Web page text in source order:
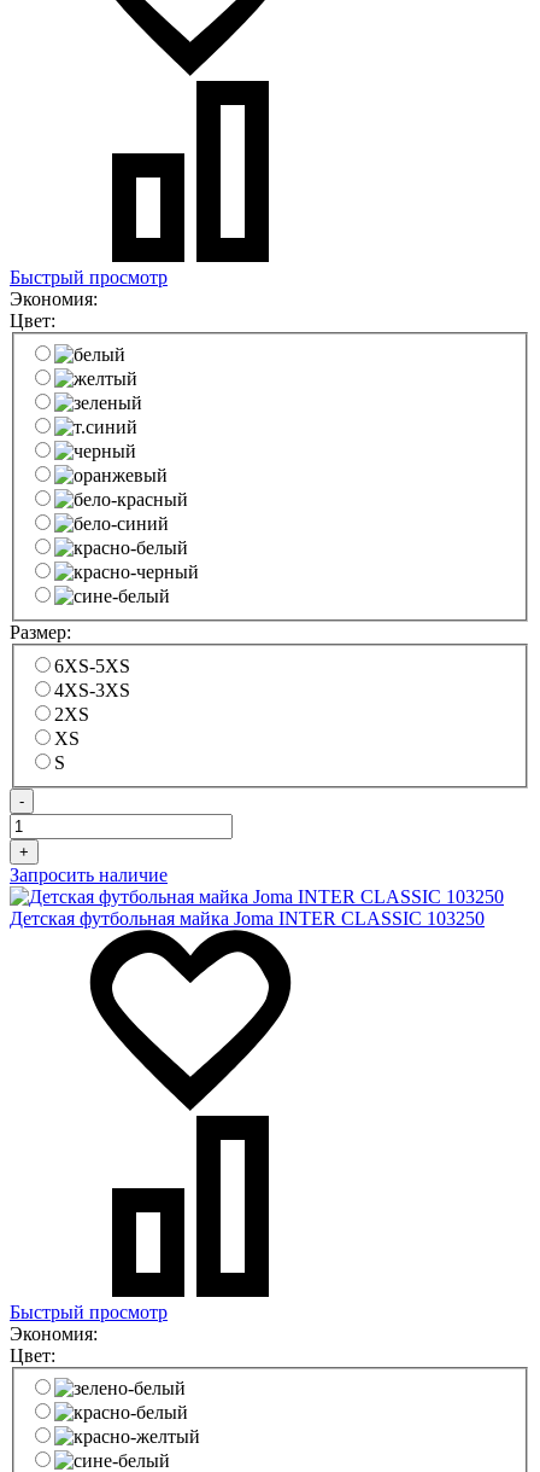
Быстрый просмотр
Экономия:
Цвет:
Размер:
6XS-5XS
4XS-3XS
2XS
XS
S
-
+
Запросить наличие
Детская футбольная майка Joma INTER CLASSIC 103250
Быстрый просмотр
Экономия:
Цвет: